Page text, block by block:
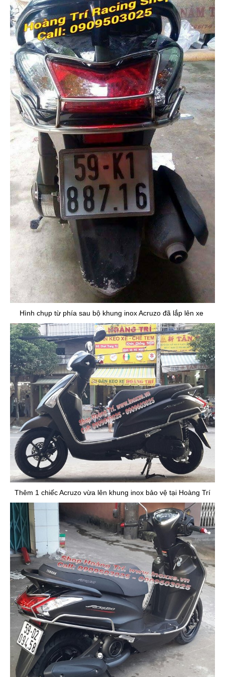
Hình chụp từ phía sau bộ khung inox Acruzo đã lắp lên xe
Thêm 1 chiếc Acruzo vừa lên khung inox bảo vệ tại Hoàng Trí